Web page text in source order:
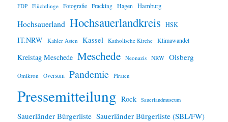
FDP Flüchtlinge Fotografie Fracking Hagen Hamburg
Hochsauerland Hochsauerlandkreis HSK
IT.NRW Kahler Asten Kassel Katholische Kirche Klimawandel
Kreistag Meschede Meschede Neonazis NRW Olsberg
Omikron Oversum Pandemie Piraten
Pressemitteilung Rock Sauerlandmuseum
Sauerländer Bürgerliste Sauerländer Bürgerliste (SBL/FW)